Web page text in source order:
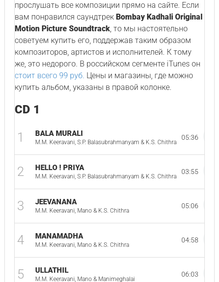
прослушать все композиции прямо на сайте. Если
вам понравился саундтрек Bombay Kadhali Original
Motion Picture Soundtrack, то мы настоятельно
советуем купить его, поддержав таким образом
композиторов, артистов и исполнителей. К тому
же, это недорого. В российском сегменте iTunes он
стоит всего 99 руб. Цены и магазины, где можно
купить альбом, указаны в правой колонке.
CD 1
1 BALA MURALI
M.M. Keeravani, S.P. Balasubrahmanyam & K.S. Chithra
05:36
2 HELLO ! PRIYA
M.M. Keeravani, S.P. Balasubrahmanyam & K.S. Chithra
03:55
3 JEEVANANA
M.M. Keeravani, Mano & K.S. Chithra
05:06
4 MANAMADHA
M.M. Keeravani, Mano & K.S. Chithra
04:58
5 ULLATHIL
M.M. Keeravani, Mano & Manimeghalai
06:03